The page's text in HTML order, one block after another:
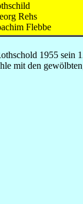
Rehs
Flebbe
1955 sein
mit den